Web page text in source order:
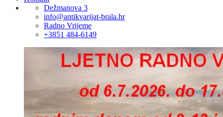
Dežmanova 3
info@antikvarijat-brala.hr
Radno Vrijeme
+3851 484-6149